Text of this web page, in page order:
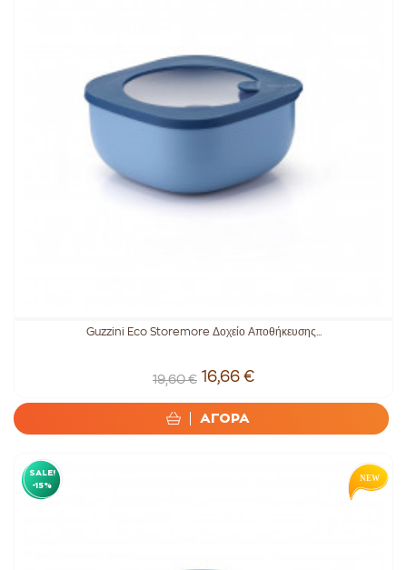
Guzzini Eco Storemore Δοχείο Αποθήκευσης...
19,60 € 16,66 €
ΑΓΟΡΑ
SALE!
-15%